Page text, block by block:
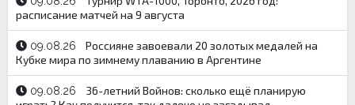
расписание матчей на 9 августа
09.08.26
Россияне завоевали 20 золотых медалей на
Кубке мира по зимнему плаванию в Аргентине
09.08.26
36-летний Войнов: сколько ещё планирую